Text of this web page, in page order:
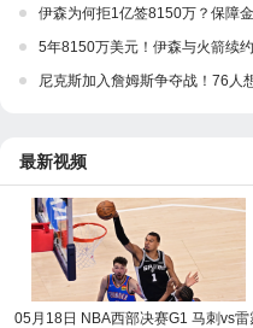
伊森为何拒1亿签8150万？保障
5年8150万美元！伊森与火箭续
尼克斯加入詹姆斯争夺战！76人
最新视频
05月18日 NBA西部决赛G1 马刺vs雷